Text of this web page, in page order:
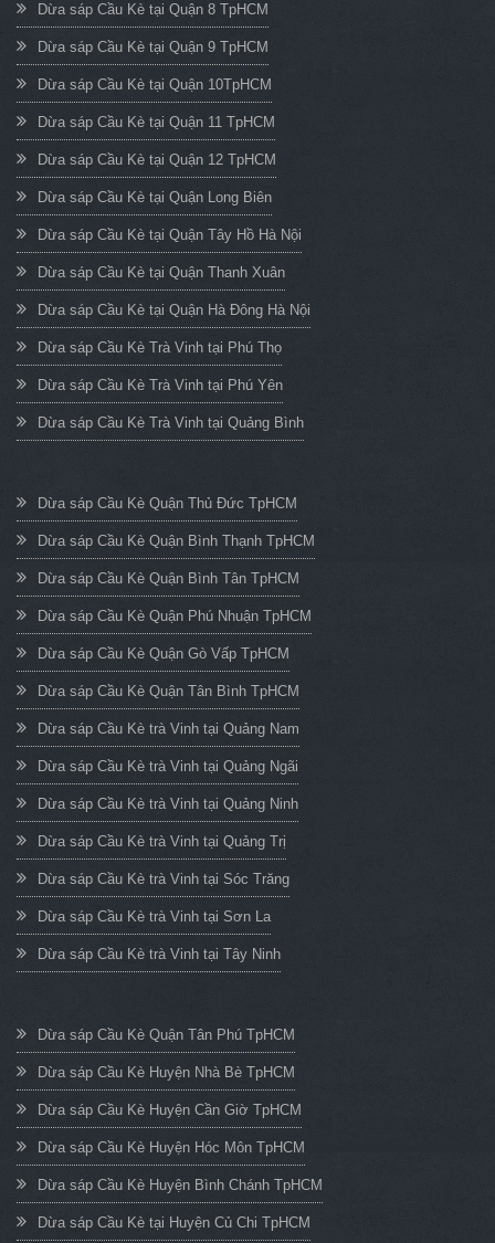
Dừa sáp Cầu Kè tại Quận 8 TpHCM
Dừa sáp Cầu Kè tại Quận 9 TpHCM
Dừa sáp Cầu Kè tại Quận 10TpHCM
Dừa sáp Cầu Kè tại Quận 11 TpHCM
Dừa sáp Cầu Kè tại Quận 12 TpHCM
Dừa sáp Cầu Kè tại Quận Long Biên
Dừa sáp Cầu Kè tại Quận Tây Hồ Hà Nội
Dừa sáp Cầu Kè tại Quận Thanh Xuân
Dừa sáp Cầu Kè tại Quận Hà Đông Hà Nội
Dừa sáp Cầu Kè Trà Vinh tại Phú Thọ
Dừa sáp Cầu Kè Trà Vinh tại Phú Yên
Dừa sáp Cầu Kè Trà Vinh tại Quảng Bình
Dừa sáp Cầu Kè Quận Thủ Đức TpHCM
Dừa sáp Cầu Kè Quận Bình Thạnh TpHCM
Dừa sáp Cầu Kè Quận Bình Tân TpHCM
Dừa sáp Cầu Kè Quận Phú Nhuận TpHCM
Dừa sáp Cầu Kè Quận Gò Vấp TpHCM
Dừa sáp Cầu Kè Quận Tân Bình TpHCM
Dừa sáp Cầu Kè trà Vinh tại Quảng Nam
Dừa sáp Cầu Kè trà Vinh tại Quảng Ngãi
Dừa sáp Cầu Kè trà Vinh tại Quảng Ninh
Dừa sáp Cầu Kè trà Vinh tại Quảng Trị
Dừa sáp Cầu Kè trà Vinh tại Sóc Trăng
Dừa sáp Cầu Kè trà Vinh tại Sơn La
Dừa sáp Cầu Kè trà Vinh tại Tây Ninh
Dừa sáp Cầu Kè Quận Tân Phú TpHCM
Dừa sáp Cầu Kè Huyện Nhà Bè TpHCM
Dừa sáp Cầu Kè Huyện Cần Giờ TpHCM
Dừa sáp Cầu Kè Huyện Hóc Môn TpHCM
Dừa sáp Cầu Kè Huyện Bình Chánh TpHCM
Dừa sáp Cầu Kè tại Huyện Củ Chi TpHCM